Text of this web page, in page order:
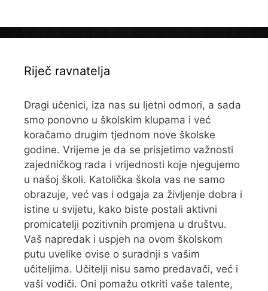
Riječ ravnatelja
Dragi učenici, iza nas su ljetni odmori, a sada
smo ponovno u školskim klupama i već
koračamo drugim tjednom nove školske
godine. Vrijeme je da se prisjetimo važnosti
zajedničkog rada i vrijednosti koje njegujemo
u našoj školi. Katolička škola vas ne samo
obrazuje, već vas i odgaja za življenje dobra i
istine u svijetu, kako biste postali aktivni
promicatelji pozitivnih promjena u društvu.
Vaš napredak i uspjeh na ovom školskom
putu uvelike ovise o suradnji s vašim
učiteljima. Učitelji nisu samo predavači, već i
vaši vodiči. Oni pomažu otkriti vaše talente,